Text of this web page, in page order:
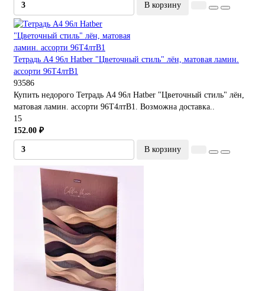
В корзину
Тетрадь А4 96л Hatber "Цветочный стиль" лён, матовая ламин.
ассорти 96Т4лтВ1
93586
Купить недорого Тетрадь А4 96л Hatber "Цветочный стиль" лён,
матовая ламин. ассорти 96Т4лтВ1. Возможна доставка..
15
152.00 ₽
В корзину